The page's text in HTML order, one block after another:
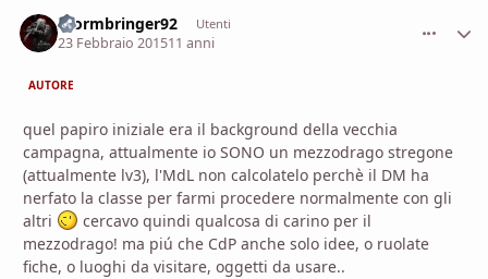
Stormbringer92 Utenti
23 Febbraio 201511 anni
AUTORE
quel papiro iniziale era il background della vecchia
campagna, attualmente io SONO un mezzodrago stregone
(attualmente lv3), l'MdL non calcolatelo perchè il DM ha
nerfato la classe per farmi procedere normalmente con gli
altri
cercavo quindi qualcosa di carino per il
mezzodrago! ma piú che CdP anche solo idee, o ruolate
fiche, o luoghi da visitare, oggetti da usare..